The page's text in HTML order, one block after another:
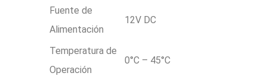
Fuente de
Alimentación
12V DC
Temperatura de
Operación
0°C – 45°C